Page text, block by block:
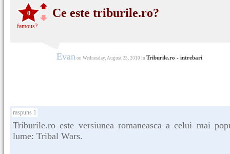
0
famous?
Ce este triburile.ro?
Evan on Wednesday, August 25, 2010 in Triburile.ro - intrebari
raspuns 1
Triburile.ro este versiunea romaneasca a celui mai
lume: Tribal Wars.